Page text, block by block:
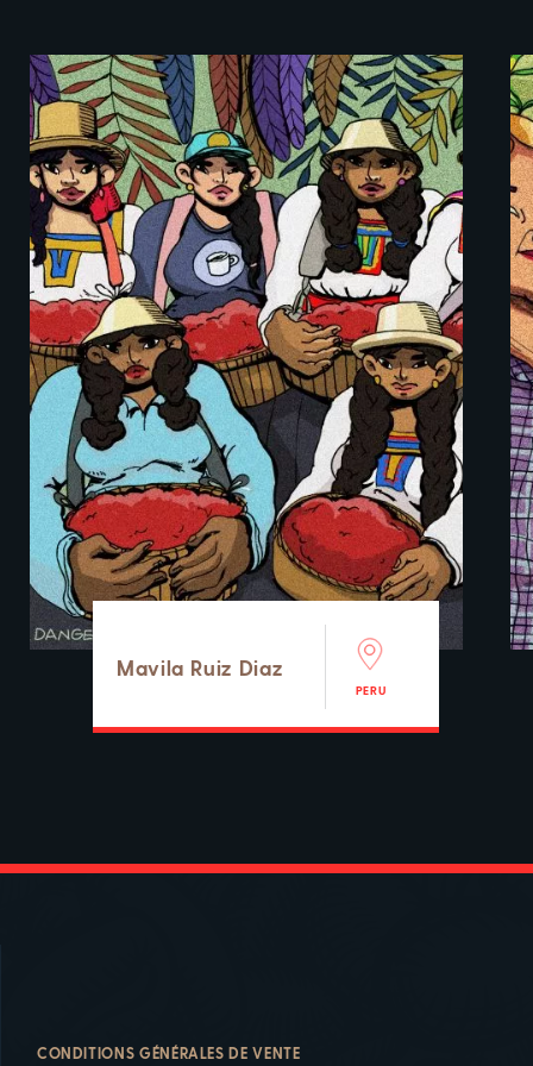
Mavila Ruiz Diaz
PERU
CONDITIONS GÉNÉRALES DE VENTE